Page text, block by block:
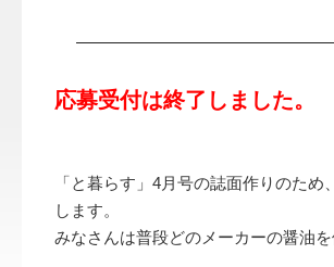
応募受付は終了しました。
「と暮らす」4月号の誌面作りのた
します。
みなさんは普段どのメーカーの醤油